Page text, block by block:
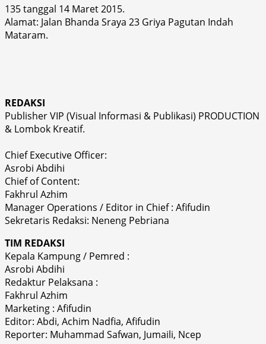
135 tanggal 14 Maret 2015.
Alamat: Jalan Bhanda Sraya 23 Griya Pagutan Indah
Mataram.
REDAKSI
Publisher VIP (Visual Informasi & Publikasi) PRODUCTION
& Lombok Kreatif.
Chief Executive Officer:
Asrobi Abdihi
Chief of Content:
Fakhrul Azhim
Manager Operations / Editor in Chief : Afifudin
Sekretaris Redaksi: Neneng Pebriana
TIM REDAKSI
Kepala Kampung / Pemred :
Asrobi Abdihi
Redaktur Pelaksana :
Fakhrul Azhim
Marketing : Afifudin
Editor: Abdi, Achim Nadfia, Afifudin
Reporter: Muhammad Safwan, Jumaili, Ncep